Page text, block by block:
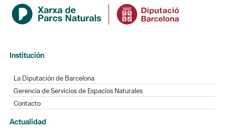
Institución
La Diputación de Barcelona
Gerencia de Servicios de Espacios Naturales
Contacto
Actualidad